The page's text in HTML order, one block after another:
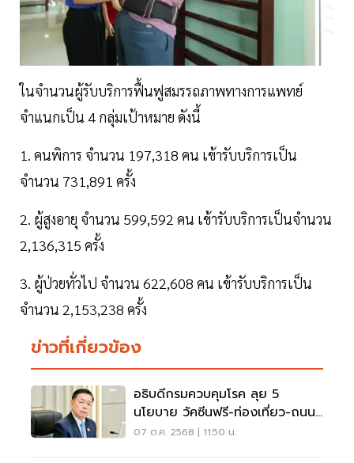
ในจำนวนผู้รับบริการฟื้นฟูสมรรถภาพทางการแพทย์
จำแนกเป็น 4 กลุ่มเป้าหมาย ดังนี้
1. คนพิการ จำนวน 197,318 คน เข้ารับบริการเป็น
จำนวน 731,891 ครั้ง
2. ผู้สูงอายุ จำนวน 599,592 คน เข้ารับบริการเป็นจำนวน
2,136,315 ครั้ง
3. ผู้ป่วยทั่วไป จำนวน 622,608 คน เข้ารับบริการเป็น
จำนวน 2,153,238 ครั้ง
ข่าวที่เกี่ยวข้อง
อธิบดีกรมควบคุมโรค ลุย 5
นโยบาย วัคซีนฟรี-ท่องเที่ยว-ถนน
ปลอดภัย
07 ต.ค. 2568 | 11:50 น.